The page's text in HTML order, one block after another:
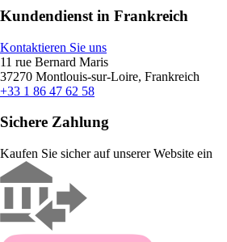
Kundendienst in Frankreich
Kontaktieren Sie uns
11 rue Bernard Maris
37270 Montlouis-sur-Loire, Frankreich
+33 1 86 47 62 58
Sichere Zahlung
Kaufen Sie sicher auf unserer Website ein